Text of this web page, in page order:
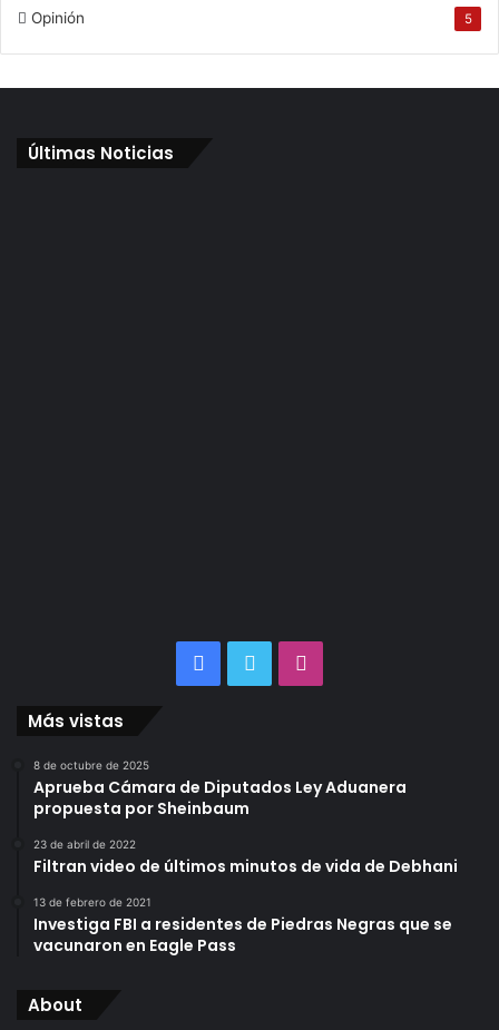
Opinión 5
Últimas Noticias
Facebook
Twitter
Más vistas
8 de octubre de 2025
Aprueba Cámara de Diputados Ley Aduanera
propuesta por Sheinbaum
23 de abril de 2022
Filtran video de últimos minutos de vida de Debhani
13 de febrero de 2021
Investiga FBI a residentes de Piedras Negras que se
vacunaron en Eagle Pass
About